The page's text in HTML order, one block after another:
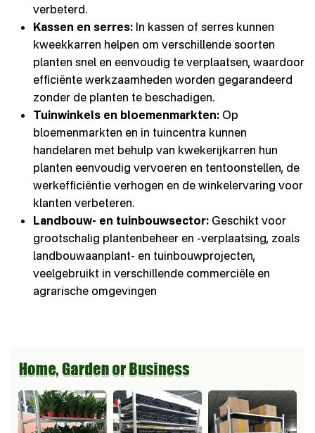
verbeterd.
Kassen en serres: In kassen of serres kunnen
kweekkarren helpen om verschillende soorten
planten snel en eenvoudig te verplaatsen, waardoor
efficiënte werkzaamheden worden gegarandeerd
zonder de planten te beschadigen.
Tuinwinkels en bloemenmarkten: Op
bloemenmarkten en in tuincentra kunnen
handelaren met behulp van kwekerijkarren hun
planten eenvoudig vervoeren en tentoonstellen, de
werkefficiëntie verhogen en de winkelervaring voor
klanten verbeteren.
Landbouw- en tuinbouwsector: Geschikt voor
grootschalig plantenbeheer en -verplaatsing, zoals
landbouwaanplant- en tuinbouwprojecten,
veelgebruikt in verschillende commerciële en
agrarische omgevingen